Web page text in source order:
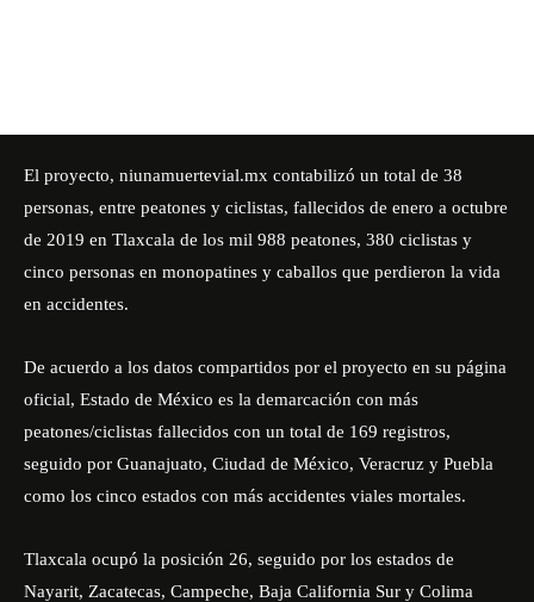
El proyecto, niunamuertevial.mx contabilizó un total de 38
personas, entre peatones y ciclistas, fallecidos de enero a octubre
de 2019 en Tlaxcala de los mil 988 peatones, 380 ciclistas y
cinco personas en monopatines y caballos que perdieron la vida
en accidentes.
De acuerdo a los datos compartidos por el proyecto en su página
oficial, Estado de México es la demarcación con más
peatones/ciclistas fallecidos con un total de 169 registros,
seguido por Guanajuato, Ciudad de México, Veracruz y Puebla
como los cinco estados con más accidentes viales mortales.
Tlaxcala ocupó la posición 26, seguido por los estados de
Nayarit, Zacatecas, Campeche, Baja California Sur y Colima